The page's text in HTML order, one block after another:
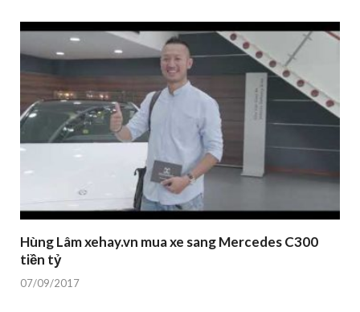
Hùng Lâm xehay.vn mua xe sang Mercedes C300
tiền tỷ
07/09/2017